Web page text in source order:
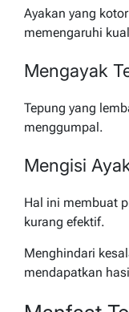
Ayakan yang
memengaruhi
Mengayak
Tepung yang
menggumpal.
Mengisi
Hal ini membuat
kurang efektif.
Menghindari
mendapatkan